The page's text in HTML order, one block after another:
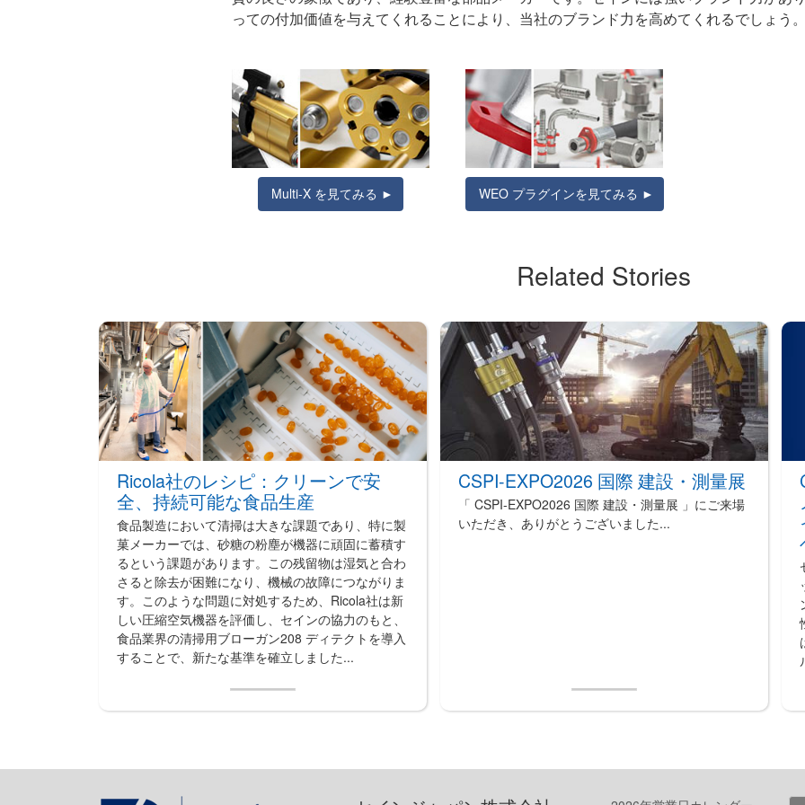
っての付加価値を与えてくれることにより、当社のブランド力を高めてくれるでしょう
Multi-X を見てみる ► WEO プラグインを見てみる ►
Related Stories
Ricola社のレシピ：クリーンで安
全、持続可能な食品生産
食品製造において清掃は大きな課題であり、特に製
菓メーカーでは、砂糖の粉塵が機器に頑固に蓄積す
るという課題があります。この残留物は湿気と合わ
さると除去が困難になり、機械の故障につながりま
す。このような問題に対処するため、Ricola社は新
しい圧縮空気機器を評価し、セインの協力のもと、
食品業界の清掃用ブローガン208 ディテクトを導入
することで、新たな基準を確立しました...
CSPI-EXPO2026 国際 建設・測量展
「 CSPI-EXPO2026 国際 建設・測量展 」にご来場
いただき、ありがとうございました...